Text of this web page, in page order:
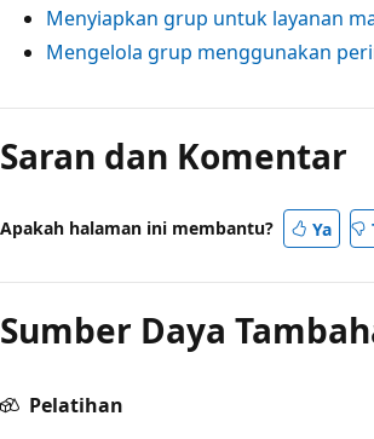
Menyiapkan grup untuk layanan
Mengelola grup menggunakan
Saran dan Komentar
Apakah halaman ini membantu? Ya
Sumber Daya
Pelatihan